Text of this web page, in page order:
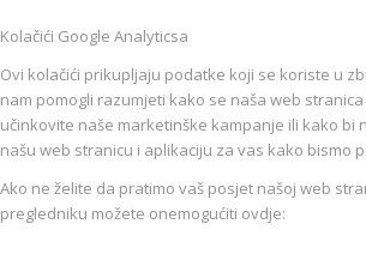
Kolačići Google Analyticsa
Ovi kolačići prikupljaju podatke koji se koriste u
nam pomogli razumjeti kako se naša web
učinkovite naše marketinške kampanje ili kako bi
našu web stranicu i aplikaciju za vas kako bismo
Ako ne želite da pratimo vaš posjet našoj web
pregledniku možete onemogućiti ovdje: